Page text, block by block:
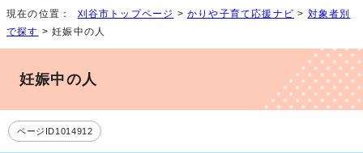
現在の位置： 刈谷市トップページ >かりや子育て応援ナビ > 対象者別
で探す > 妊娠中の人
妊娠中の人
ページID1014912